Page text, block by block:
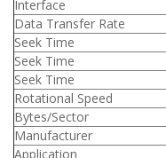
Interface
Data Transfer Rate
Seek Time
Seek Time
Seek Time
Rotational Speed
Bytes/Sector
Manufacturer
Application